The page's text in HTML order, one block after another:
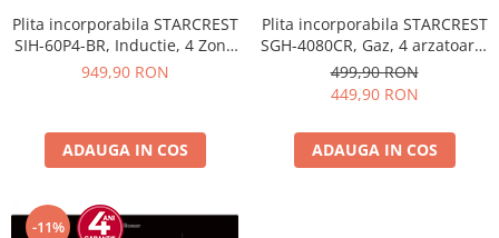
Plita incorporabila STARCREST
SIH-60P4-BR, Inductie, 4 Zone
de gatit, Slider Touch Control,
949,90 RON
ADAUGA IN COS
Plita incorporabila STARCREST
SGH-4080CR, Gaz, 4 arzatoare,
Aprindere electrica, Gratare
fonta, Design Retro, Bej
499,90 RON
449,90 RON
ADAUGA IN COS
-11%